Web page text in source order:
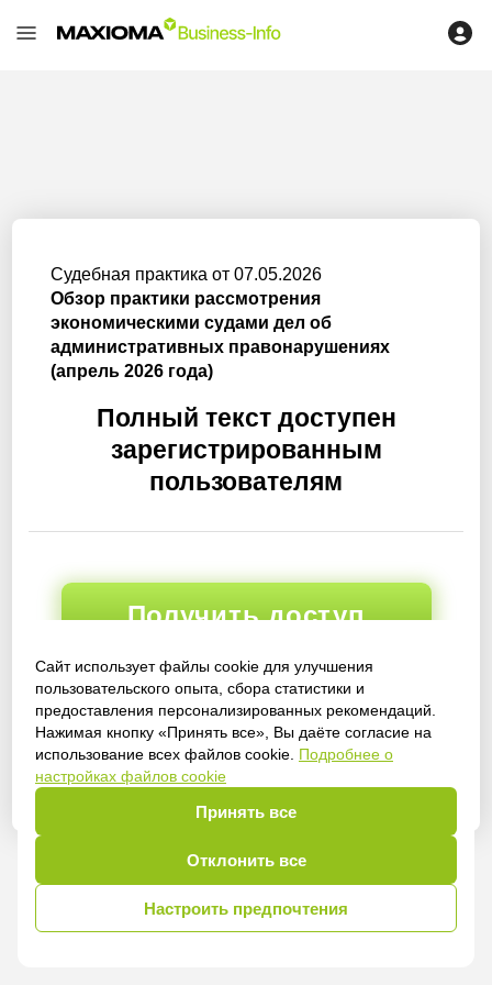
Сайт использует файлы cookie для улучшения
пользовательского опыта, сбора статистики и
предоставления персонализированных рекомендаций.
Нажимая кнопку «Принять все», Вы даёте согласие на
использование всех файлов cookie. Подробнее о
настройках файлов cookie
Принять все
Отклонить все
Настроить предпочтения
Судебная практика от 07.05.2026
Обзор практики рассмотрения
экономическими судами дел об
административных правонарушениях
(апрель 2026 года)
Полный текст доступен
зарегистрированным
пользователям
Получить доступ
Войти